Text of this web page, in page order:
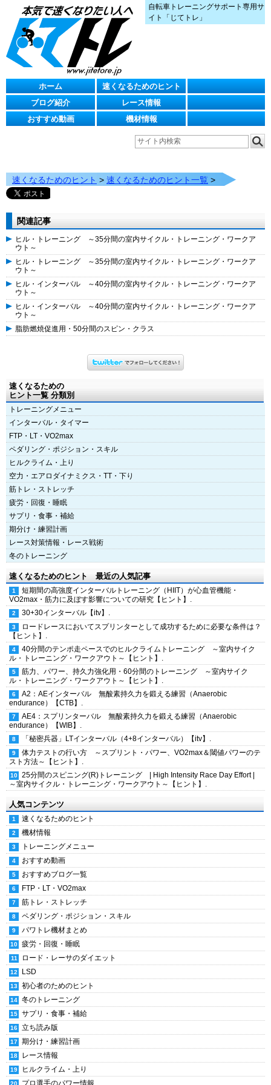
自転車トレーニングサポート専用サ
イト「じてトレ」
ホーム
速くなるためのヒント
ブログ紹介
レース情報
おすすめ動画
機材情報
速くなるためのヒント > 速くなるためのヒント一覧 >
関連記事
ヒル・トレーニング ～35分間の室内サイクル・トレーニング・ワークア
ウト～
ヒル・トレーニング ～35分間の室内サイクル・トレーニング・ワークア
ウト～
ヒル・インターバル ～40分間の室内サイクル・トレーニング・ワークア
ウト～
ヒル・インターバル ～40分間の室内サイクル・トレーニング・ワークア
ウト～
脂肪燃焼促進用・50分間のスピン・クラス
速くなるための
ヒント一覧 分類別
トレーニングメニュー
インターバル・タイマー
FTP・LT・VO2max
ペダリング・ポジション・スキル
ヒルクライム・上り
空力・エアロダイナミクス・TT・下り
筋トレ・ストレッチ
疲労・回復・睡眠
サプリ・食事・補給
期分け・練習計画
レース対策情報・レース戦術
冬のトレーニング
速くなるためのヒント 最近の人気記事
短期間の高強度インターバルトレーニング（HIIT）が心血管機能・
VO2max・筋力に及ぼす影響についての研究【ヒント】.
30+30インターバル【itv】.
ロードレースにおいてスプリンターとして成功するために必要な条件は？
【ヒント】.
40分間のテンポ走ペースでのヒルクライムトレーニング ～室内サイク
ル・トレーニング・ワークアウト～【ヒント】.
筋力、パワー、持久力強化用・60分間のトレーニング ～室内サイク
ル・トレーニング・ワークアウト～【ヒント】.
A2：AEインターバル 無酸素持久力を鍛える練習（Anaerobic
endurance）【CTB】.
AE4：スプリンターバル 無酸素持久力を鍛える練習（Anaerobic
endurance）【WIB】.
「秘密兵器」LTインターバル（4+8インターバル）【itv】.
体力テストの行い方 ～スプリント・パワー、VO2max＆閾値パワーのテ
スト方法～【ヒント】.
25分間のスピニング(R)トレーニング | High Intensity Race Day Effort |
～室内サイクル・トレーニング・ワークアウト～【ヒント】.
人気コンテンツ
速くなるためのヒント
機材情報
トレーニングメニュー
おすすめ動画
おすすめブログ一覧
FTP・LT・VO2max
筋トレ・ストレッチ
ペダリング・ポジション・スキル
パワトレ機材まとめ
疲労・回復・睡眠
ロード・レーサのダイエット
LSD
初心者のためのヒント
冬のトレーニング
サプリ・食事・補給
立ち読み版
期分け・練習計画
レース情報
ヒルクライム・上り
プロ選手のパワー情報